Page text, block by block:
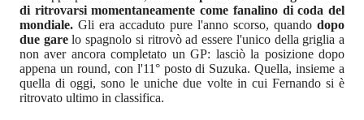
di ritrovarsi momentaneamente come fanalino di coda del
mondiale. Gli era accaduto pure l'anno scorso, quando dopo
due garelo spagnolo si ritrovò ad essere l'unico della griglia a
non aver ancora completato un GP: lasciò la posizione dopo
appena un round, con l'11° posto di Suzuka. Quella, insieme a
quella di oggi, sono le uniche due volte in cui Fernando si è
ritrovato ultimo in classifica.